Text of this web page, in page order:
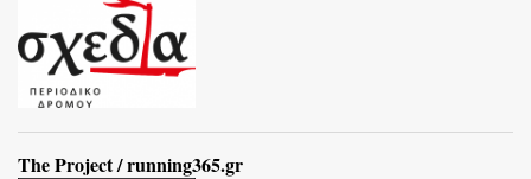
The Project / running365.gr